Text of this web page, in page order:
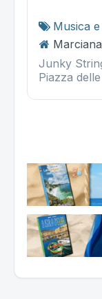
Musica
Junky
Piazza